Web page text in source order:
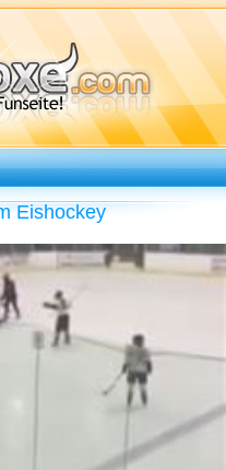
Eishockey